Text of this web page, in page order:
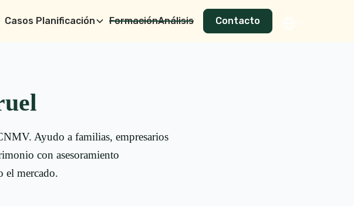
Casos Planificación FormaciónAnálisis Contacto
Ayudo a familias, empresarios
con asesoramiento
el mercado.